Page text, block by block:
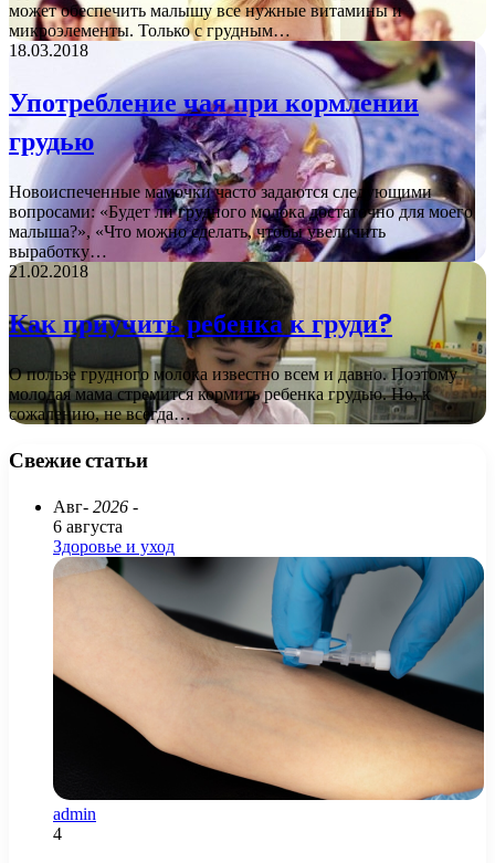
может обеспечить малышу все нужные витамины и
микроэлементы. Только с грудным…
18.03.2018
Употребление чая при кормлении
грудью
Новоиспеченные мамочки часто задаются следующими
вопросами: «Будет ли грудного молока достаточно для моего
малыша?», «Что можно сделать, чтобы увеличить
выработку…
21.02.2018
Как приучить ребенка к груди?
О пользе грудного молока известно всем и давно. Поэтому
молодая мама стремится кормить ребенка грудью. Но, к
сожалению, не всегда…
Свежие статьи
Авг- 2026 -
6 августа
Здоровье и уход
admin
4